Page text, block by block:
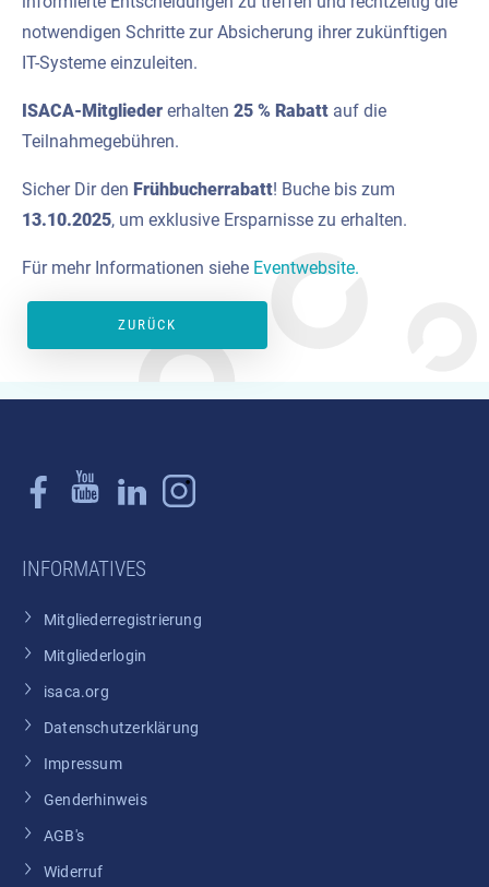
notwendigen Schritte zur Absicherung ihrer zukünftigen
IT-Systeme einzuleiten.
ISACA-Mitglieder erhalten 25 % Rabatt auf die
Teilnahmegebühren.
Sicher Dir den Frühbucherrabatt! Buche bis zum
13.10.2025, um exklusive Ersparnisse zu erhalten.
Für mehr Informationen siehe Eventwebsite.
ZURÜCK
INFORMATIVES
Mitgliederregistrierung
Mitgliederlogin
isaca.org
Datenschutzerklärung
Impressum
Genderhinweis
AGB's
Widerruf